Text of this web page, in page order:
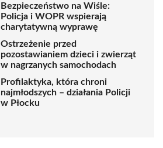
Bezpieczeństwo na Wiśle:
Policja i WOPR wspierają
charytatywną wyprawę
Ostrzeżenie przed
pozostawianiem dzieci i zwierząt
w nagrzanych samochodach
Profilaktyka, która chroni
najmłodszych – działania Policji
w Płocku